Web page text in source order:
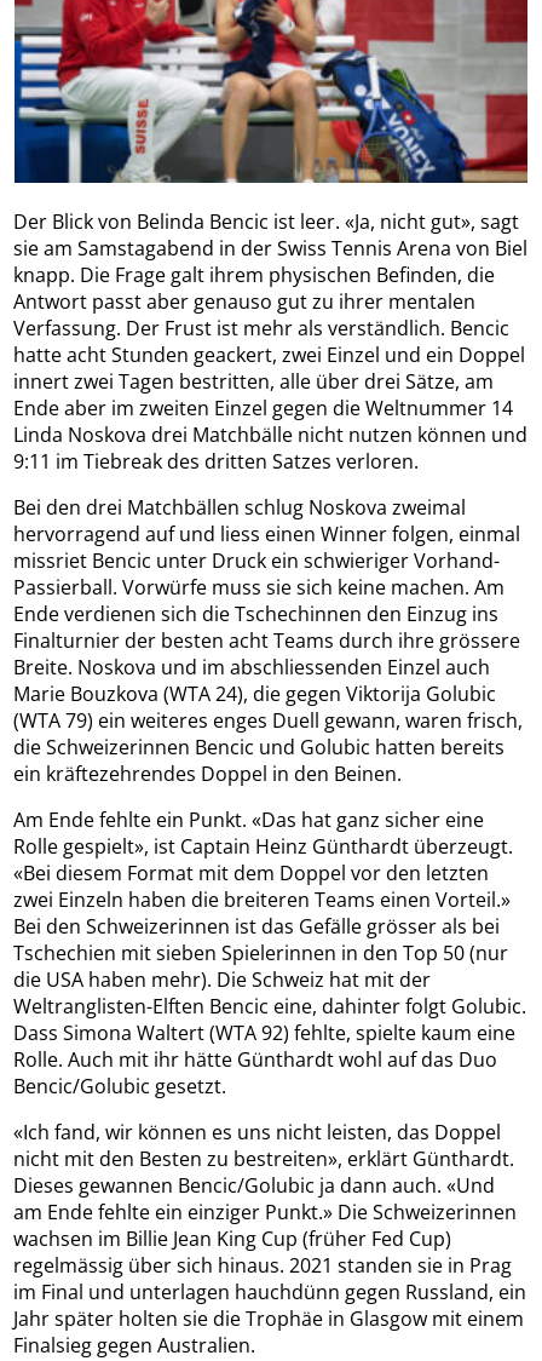
Der Blick von Belinda Bencic ist leer. «Ja, nicht gut», sagt
sie am Samstagabend in der Swiss Tennis Arena von Biel
knapp. Die Frage galt ihrem physischen Befinden, die
Antwort passt aber genauso gut zu ihrer mentalen
Verfassung. Der Frust ist mehr als verständlich. Bencic
hatte acht Stunden geackert, zwei Einzel und ein Doppel
innert zwei Tagen bestritten, alle über drei Sätze, am
Ende aber im zweiten Einzel gegen die Weltnummer 14
Linda Noskova drei Matchbälle nicht nutzen können und
9:11 im Tiebreak des dritten Satzes verloren.
Bei den drei Matchbällen schlug Noskova zweimal
hervorragend auf und liess einen Winner folgen, einmal
missriet Bencic unter Druck ein schwieriger Vorhand-
Passierball. Vorwürfe muss sie sich keine machen. Am
Ende verdienen sich die Tschechinnen den Einzug ins
Finalturnier der besten acht Teams durch ihre grössere
Breite. Noskova und im abschliessenden Einzel auch
Marie Bouzkova (WTA 24), die gegen Viktorija Golubic
(WTA 79) ein weiteres enges Duell gewann, waren frisch,
die Schweizerinnen Bencic und Golubic hatten bereits
ein kräftezehrendes Doppel in den Beinen.
Am Ende fehlte ein Punkt. «Das hat ganz sicher eine
Rolle gespielt», ist Captain Heinz Günthardt überzeugt.
«Bei diesem Format mit dem Doppel vor den letzten
zwei Einzeln haben die breiteren Teams einen Vorteil.»
Bei den Schweizerinnen ist das Gefälle grösser als bei
Tschechien mit sieben Spielerinnen in den Top 50 (nur
die USA haben mehr). Die Schweiz hat mit der
Weltranglisten-Elften Bencic eine, dahinter folgt Golubic.
Dass Simona Waltert (WTA 92) fehlte, spielte kaum eine
Rolle. Auch mit ihr hätte Günthardt wohl auf das Duo
Bencic/Golubic gesetzt.
«Ich fand, wir können es uns nicht leisten, das Doppel
nicht mit den Besten zu bestreiten», erklärt Günthardt.
Dieses gewannen Bencic/Golubic ja dann auch. «Und
am Ende fehlte ein einziger Punkt.» Die Schweizerinnen
wachsen im Billie Jean King Cup (früher Fed Cup)
regelmässig über sich hinaus. 2021 standen sie in Prag
im Final und unterlagen hauchdünn gegen Russland, ein
Jahr später holten sie die Trophäe in Glasgow mit einem
Finalsieg gegen Australien.